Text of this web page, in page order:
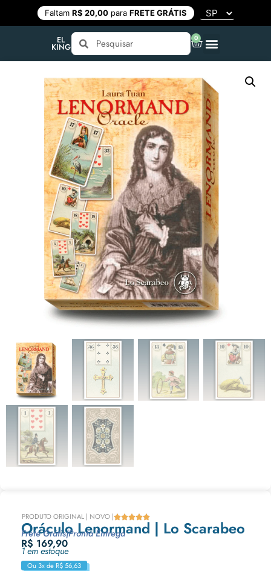
Faltam R$ 20,00para FRETE GRÁTIS
EL
KING
0
PRODUTO ORIGINAL | NOVO |
Oráculo Lenormand | Lo Scarabeo
Frete Grátis|Pronta Entrega
R$ 169,90
1 em estoque
Ou 3x de R$56,63